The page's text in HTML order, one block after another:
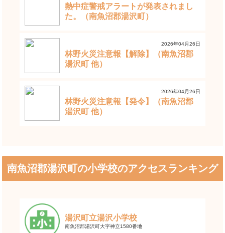
熱中症警戒アラートが発表されまし
た。（南魚沼郡湯沢町）
2026年04月26日
林野火災注意報【解除】（南魚沼郡
湯沢町 他）
2026年04月26日
林野火災注意報【発令】（南魚沼郡
湯沢町 他）
南魚沼郡湯沢町の小学校のアクセスランキング
湯沢町立湯沢小学校
南魚沼郡湯沢町大字神立1580番地